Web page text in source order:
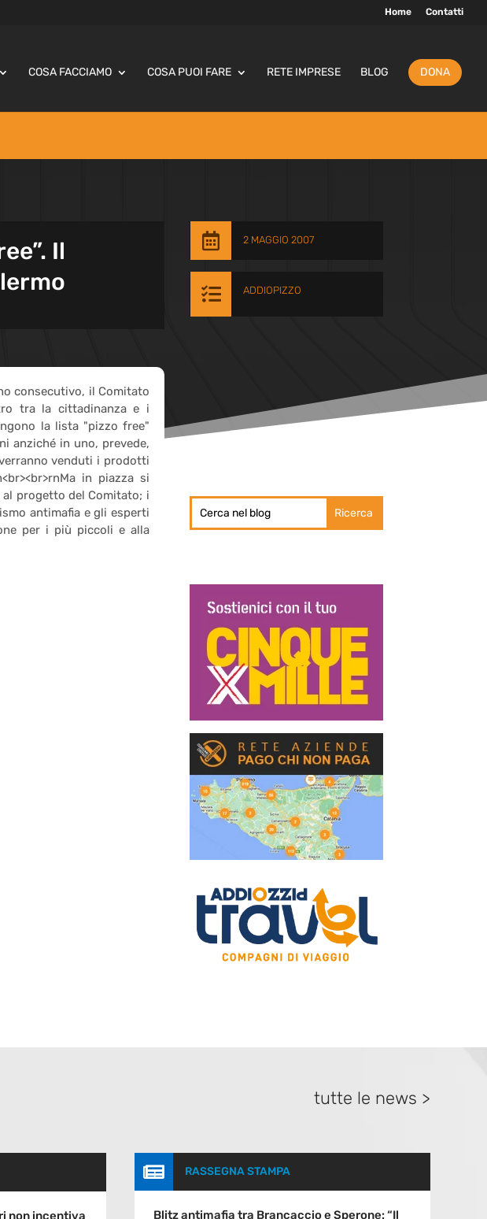
Home Contatti
COSA FACCIAMO COSA PUOI FARE RETE IMPRESE BLOG DONA
Il
 2 MAGGIO 2007
 ADDIOPIZZO
consecutivo, il Comitato
tra la cittadinanza e i
la lista "pizzo free"
anziché in uno, prevede,
venduti i prodotti
in piazza si
progetto del Comitato; i
antimafia e gli esperti
per i più piccoli e alla
tutte le news >
non incentiva
 RASSEGNA STAMPA
Blitz antimafia tra Brancaccio e Sperone: “Il